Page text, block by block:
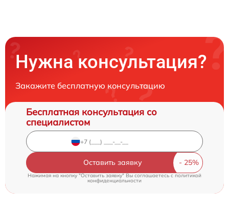
Нужна консультация?
Закажите бесплатную консультацию
Бесплатная консультация со
специалистом
Оставить заявку
Нажимая на кнопку "Оставить заявку" Вы соглашаетесь cполитикой
конфиденциальности